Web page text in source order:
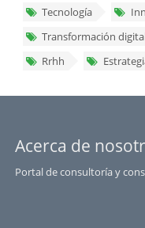
Tecnología
Transformación
Rrhh
Acerca de
Portal de consultoría y